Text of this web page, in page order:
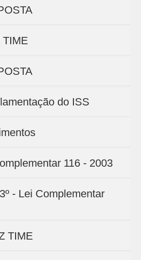
TIME
do ISS
116 - 2003
- Lei Complementar
TIME